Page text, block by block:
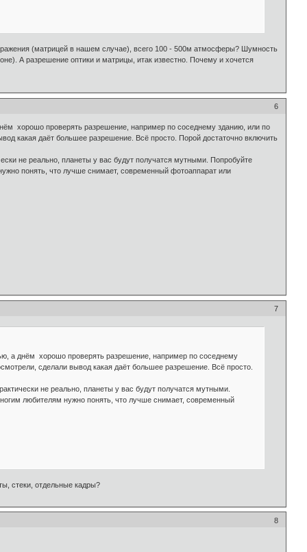
(матрицей в нашем случае), всего 100 - 500м атмосферы? Шумность
А разрешение оптики и матрицы, итак известно. Почему и хочется
6
хорошо проверять разрешение, например по соседнему зданию, или по
какая даёт большее разрешение. Всё просто. Порой достаточно включить
не реально, планеты у вас будут получатся мутными. Попробуйте
понять, что лучше снимает, современный фотоаппарат или
7
а днём хорошо проверять разрешение, например по соседнему
сделали вывод какая даёт большее разрешение. Всё просто.
не реально, планеты у вас будут получатся мутными.
любителям нужно понять, что лучше снимает, современный
стеки, отдельные кадры?
8